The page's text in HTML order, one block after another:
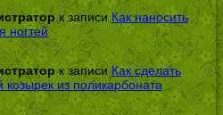
к записиКак наносить
ногтей
к записиКак сделать
козырек из поликарбоната